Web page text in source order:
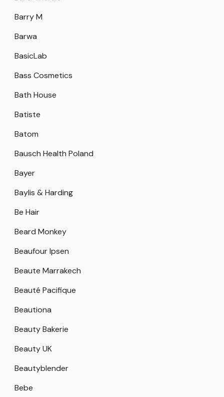
Barry M
Barwa
BasicLab
Bass Cosmetics
Bath House
Batiste
Batom
Bausch Health Poland
Bayer
Baylis & Harding
Be Hair
Beard Monkey
Beaufour Ipsen
Beaute Marrakech
Beauté Pacifique
Beautiona
Beauty Bakerie
Beauty UK
Beautyblender
Bebe